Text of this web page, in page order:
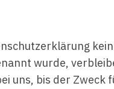
wurde,
uns, bis der Zweck